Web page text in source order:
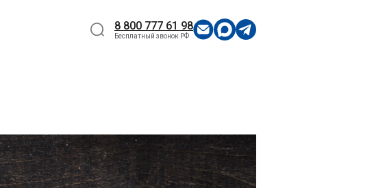
8 800 777 61 98
Бесплатный звонок РФ